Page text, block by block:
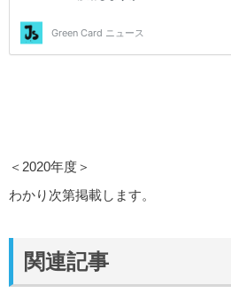
＜2020年度＞
わかり次第掲載します。
関連記事